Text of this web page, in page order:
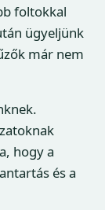
foltokkal
ügyeljünk
már nem
hogy a
és a